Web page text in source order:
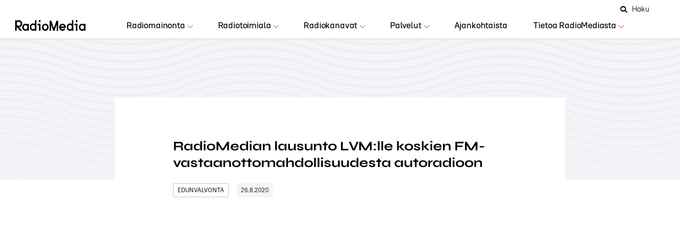
Radiomainonta Radiotoimiala Radiokanavat Palvelut Ajankohtaista Tietoa RadioMediasta
AvaaHaku
Hae
RadioMedian lausunto LVM:lle koskien FM-
vastaanottomahdollisuudesta autoradioon
EDUNVALVONTA 26.8.2020